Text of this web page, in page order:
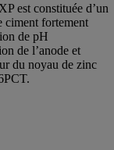
est constituée d’un
ciment fortement
de pH
de l’anode et
du noyau de zinc